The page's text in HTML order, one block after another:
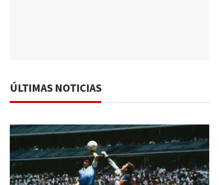
ÚLTIMAS NOTICIAS